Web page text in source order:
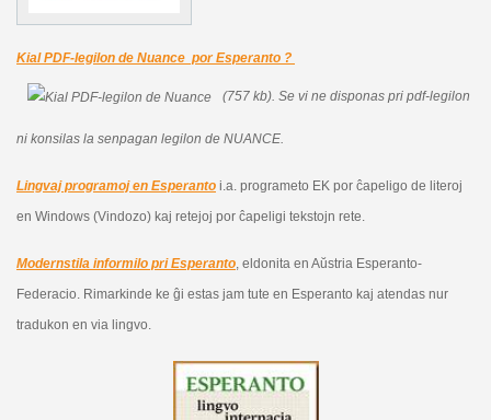
Kial PDF-legilon de Nuance por Esperanto ?
(757 kb). Se vi ne disponas pri pdf-legilon
ni konsilas la senpagan legilon de NUANCE.
Lingvaj programoj en Esperantoi.a. programeto EK por ĉapeligo de literoj
en Windows (Vindozo) kaj retejoj por ĉapeligi tekstojn rete.
Modernstila informilo pri Esperanto, eldonita en Aŭstria Esperanto-
Federacio. Rimarkinde ke ĝi estas jam tute en Esperanto kaj atendas nur
tradukon en via lingvo.